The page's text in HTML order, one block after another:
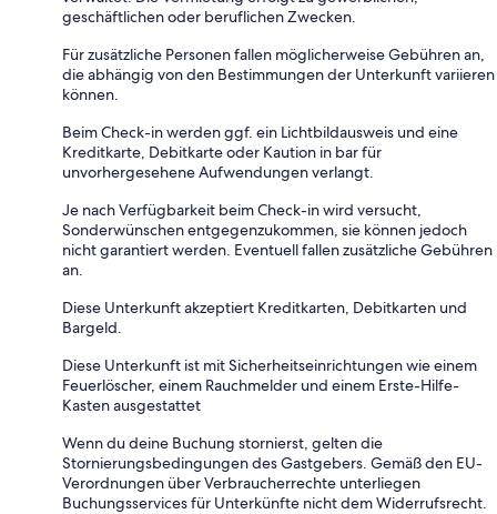
geschäftlichen oder beruflichen Zwecken.
Für zusätzliche Personen fallen möglicherweise Gebühren an,
die abhängig von den Bestimmungen der Unterkunft variieren
können.
Beim Check-in werden ggf. ein Lichtbildausweis und eine
Kreditkarte, Debitkarte oder Kaution in bar für
unvorhergesehene Aufwendungen verlangt.
Je nach Verfügbarkeit beim Check-in wird versucht,
Sonderwünschen entgegenzukommen, sie können jedoch
nicht garantiert werden. Eventuell fallen zusätzliche Gebühren
an.
Diese Unterkunft akzeptiert Kreditkarten, Debitkarten und
Bargeld.
Diese Unterkunft ist mit Sicherheitseinrichtungen wie einem
Feuerlöscher, einem Rauchmelder und einem Erste-Hilfe-
Kasten ausgestattet
Wenn du deine Buchung stornierst, gelten die
Stornierungsbedingungen des Gastgebers. Gemäß den EU-
Verordnungen über Verbraucherrechte unterliegen
Buchungsservices für Unterkünfte nicht dem Widerrufsrecht.